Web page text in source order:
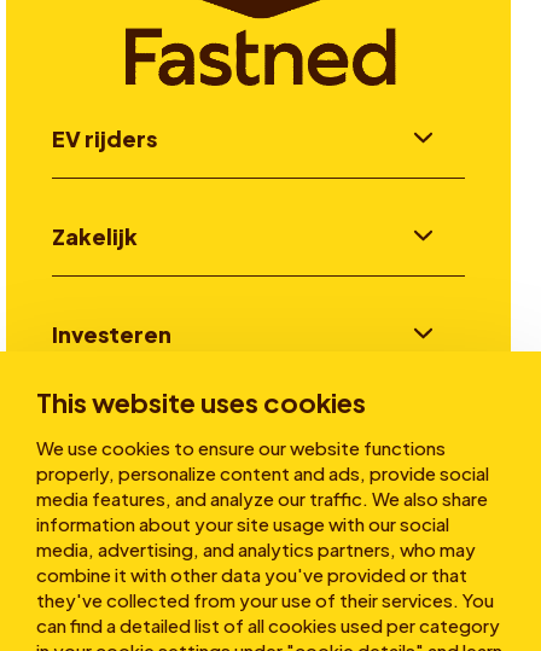
This website uses cookies
We use cookies to ensure our website functions
properly, personalize content and ads, provide social
media features, and analyze our traffic. We also share
information about your site usage with our social
media, advertising, and analytics partners, who may
combine it with other data you've provided or that
they've collected from your use of their services. You
can find a detailed list of all cookies used per category
EV rijders
Zakelijk
Investeren
Over ons